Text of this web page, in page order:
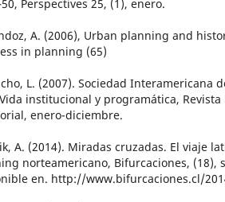
Perspectives 25, (1), enero.
A. (2006), Urban planning and
in planning (65)
L. (2007). Sociedad Interamericana
institucional y programática,
enero-diciembre.
A. (2014). Miradas cruzadas. El viaje
norteamericano, Bifurcaciones, (18),
en. http://www.bifurcaciones.cl/